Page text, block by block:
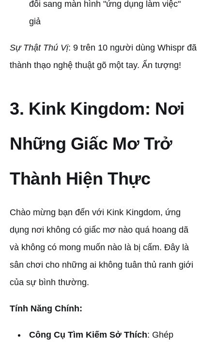
đổi sang màn hình "ứng dụng làm việc"
giả
Sự Thật Thú Vị: 9 trên 10 người dùng Whispr đã
thành thạo nghệ thuật gõ một tay. Ấn tượng!
3. Kink Kingdom: Nơi
Những Giấc Mơ Trở
Thành Hiện Thực
Chào mừng bạn đến với Kink Kingdom, ứng
dụng nơi không có giấc mơ nào quá hoang dã
và không có mong muốn nào là bị cấm. Đây là
sân chơi cho những ai không tuân thủ ranh giới
của sự bình thường.
Tính Năng Chính:
Công Cụ Tìm Kiếm Sở Thích: Ghép